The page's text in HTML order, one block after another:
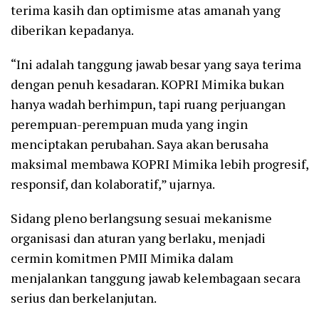
terima kasih dan optimisme atas amanah yang
diberikan kepadanya.
“Ini adalah tanggung jawab besar yang saya terima
dengan penuh kesadaran. KOPRI Mimika bukan
hanya wadah berhimpun, tapi ruang perjuangan
perempuan-perempuan muda yang ingin
menciptakan perubahan. Saya akan berusaha
maksimal membawa KOPRI Mimika lebih progresif,
responsif, dan kolaboratif,” ujarnya.
Sidang pleno berlangsung sesuai mekanisme
organisasi dan aturan yang berlaku, menjadi
cermin komitmen PMII Mimika dalam
menjalankan tanggung jawab kelembagaan secara
serius dan berkelanjutan.